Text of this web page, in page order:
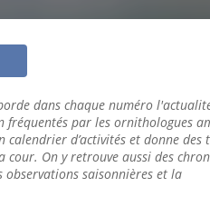
dans chaque numéro
fréquentés par les ornithologues
calendrier d’activités et donne des
On y retrouve aussi des
observations saisonnières et la